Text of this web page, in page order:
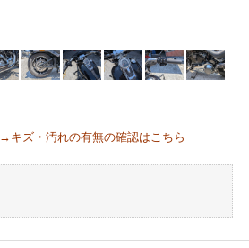
→キズ・汚れの有無の確認はこちら